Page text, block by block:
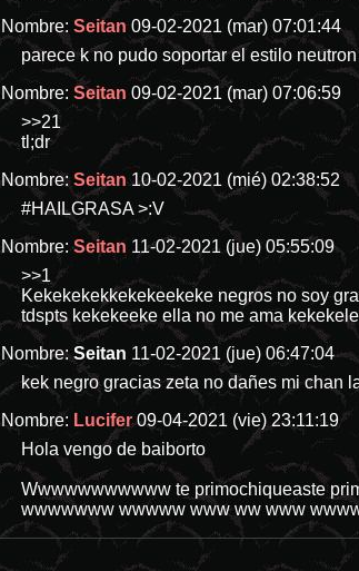
Nombre:Seitan 09-02-2021 (mar) 07:01:44
parece k no pudo soportar el estilo
Nombre:Seitan 09-02-2021 (mar) 07:06:59
>>21
tl;dr
Nombre:Seitan 10-02-2021 (mié) 02:38:52
#HAILGRASA >:V
Nombre:Seitan 11-02-2021 (jue) 05:55:09
>>1
Kekekekekkekekeekeke negros no soy
tdspts kekekeeke ella no me ama
Nombre:Seitan 11-02-2021 (jue) 06:47:04
kek negro gracias zeta no dañes mi chan
Nombre: Lucifer 09-04-2021 (vie) 23:11:19
Hola vengo de baiborto
Wwwwwwwwwww te primochiqueaste
wwwwwww wwwww www ww www